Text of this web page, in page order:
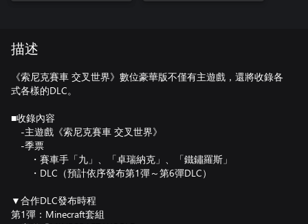
描述
《索尼克賽車 交叉世界》數位豪華版不僅有主遊戲，還將收錄各
式各樣的DLC。
■收錄內容
-主遊戲《索尼克賽車 交叉世界》
-季票
・賽車手「九」、「卓瑞納克」、「鐵鏽羅斯」
・DLC（預計依序發布第1彈～第6彈DLC）
▼合作DLC發布時程
第1彈：Minecraft套組